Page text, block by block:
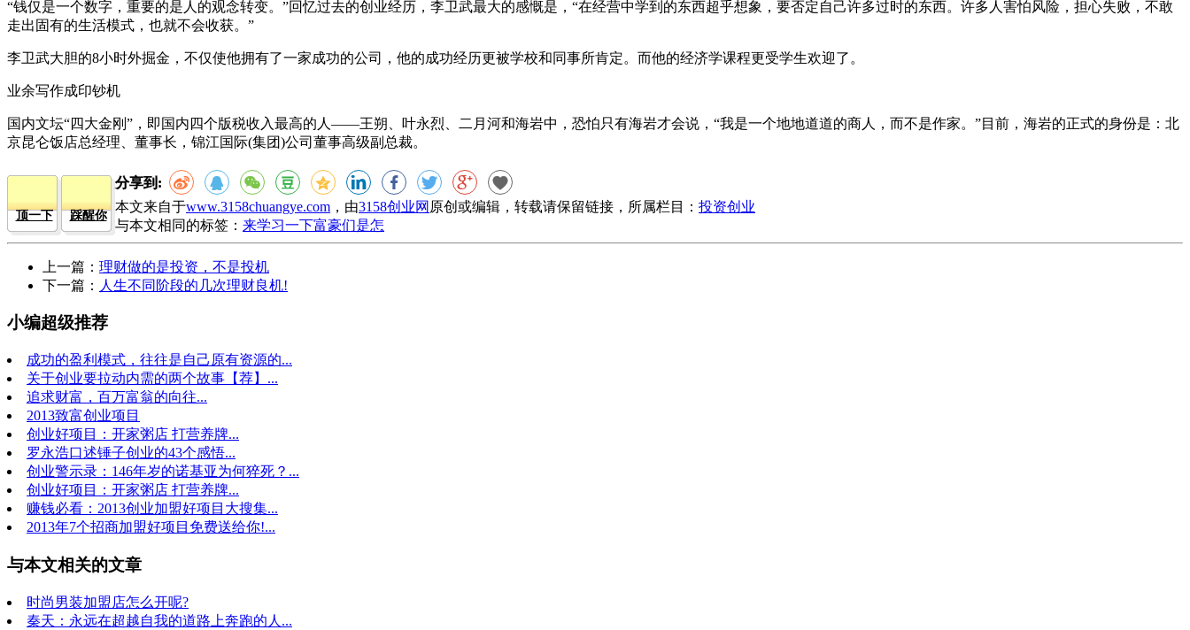
“钱仅是一个数字，重要的是人的观念转变。”回忆过去的创业经历，李卫武最大的感慨是，“在经营中学到的东西超乎想象，要否定自己许多过时的东西。许多人害怕风险，担心失败，不敢
走出固有的生活模式，也就不会收获。”
李卫武大胆的8小时外掘金，不仅使他拥有了一家成功的公司，他的成功经历更被学校和同事所肯定。而他的经济学课程更受学生欢迎了。
业余写作成印钞机
国内文坛“四大金刚”，即国内四个版税收入最高的人——王朔、叶永烈、二月河和海岩中，恐怕只有海岩才会说，“我是一个地地道道的商人，而不是作家。”目前，海岩的正式的身份是：北
京昆仑饭店总经理、董事长，锦江国际(集团)公司董事高级副总裁。
顶一下 踩醒你
分享到:
本文来自于www.3158chuangye.com ，由3158创业网 原创或编辑，转载请保留链接，所属栏目： 投资创业
与本文相同的标签： 来学习一下富豪们是怎
上一篇： 理财做的是投资，不是投机
下一篇： 人生不同阶段的几次理财良机!
小编超级推荐
成功的盈利模式，往往是自己原有资源的...
关于创业要拉动内需的两个故事【荐】...
追求财富，百万富翁的向往...
2013致富创业项目
创业好项目：开家粥店 打营养牌...
罗永浩口述锤子创业的43个感悟...
创业警示录：146年岁的诺基亚为何猝死？...
创业好项目：开家粥店 打营养牌...
赚钱必看：2013创业加盟好项目大搜集...
2013年7个招商加盟好项目免费送给你!...
与本文相关的文章
时尚男装加盟店怎么开呢?
秦天：永远在超越自我的道路上奔跑的人...